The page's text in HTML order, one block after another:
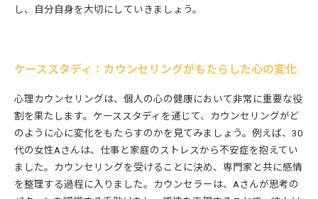
し、自分自身を大切にしていきましょう。
ケーススタディ：カウンセリングがもたらした心の変化
心理カウンセリングは、個人の心の健康において非常に重要な役
割を果たします。ケーススタディを通じて、カウンセリングがど
のように心に変化をもたらすのかを見てみましょう。例えば、30
代の女性Aさんは、仕事と家庭のストレスから不安症を抱えてい
ました。カウンセリングを受けることに決め、専門家と共に感情
を整理する過程に入りました。カウンセラーは、Aさんが思考の